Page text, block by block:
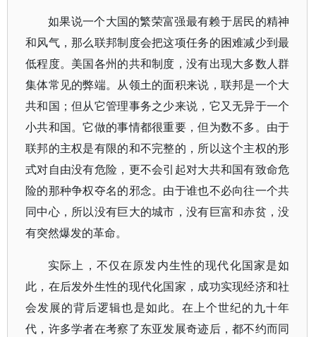
如果说一个大国的繁荣富强最有赖于居民的精神
和风气，那么联邦制度会把这项任务的困难减少到最
低程度。美国各州的共和制度，没有出现大多数人群
集体常见的弊端。从领土的面积来说，联邦是一个大
共和国；但从它管理事务之少来说，它又无异于一个
小共和国。它做的事情都很重要，但为数不多。由于
联邦的主权是有限的和不完整的，所以这个主权的形
式对自由没有危险，更不会引起对大共和国有致命危
险的那种争权夺名的邪念。由于谁也不必向往一个共
同中心，所以没有巨大的城市，没有巨富和赤贫，没
有突然爆发的革命。
实际上，不仅在原发内生性的现代化国家是如
此，在后发外生性的现代化国家，成功实现经济和社
会发展的背后逻辑也是如此。在上个世纪的九十年
代，许多学者在考察了东亚发展奇迹后，都不约而同